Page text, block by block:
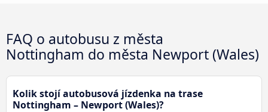
FAQ o autobusu z města
Nottingham do města Newport (Wales)
Kolik stojí autobusová jízdenka na trase
Nottingham – Newport (Wales)?